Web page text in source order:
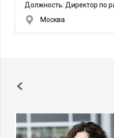
Должность: Директор по
Москва